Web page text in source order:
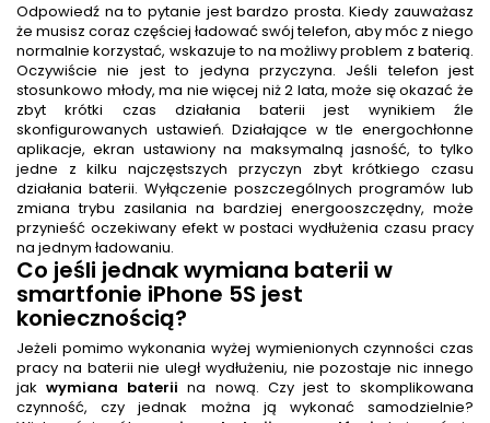
Odpowiedź na to pytanie jest bardzo prosta. Kiedy zauważasz
że musisz coraz częściej ładować swój telefon, aby móc z niego
normalnie korzystać, wskazuje to na możliwy problem z baterią.
Oczywiście nie jest to jedyna przyczyna. Jeśli telefon jest
stosunkowo młody, ma nie więcej niż 2 lata, może się okazać że
zbyt krótki czas działania baterii jest wynikiem źle
skonfigurowanych ustawień. Działające w tle energochłonne
aplikacje, ekran ustawiony na maksymalną jasność, to tylko
jedne z kilku najczęstszych przyczyn zbyt krótkiego czasu
działania baterii. Wyłączenie poszczególnych programów lub
zmiana trybu zasilania na bardziej energooszczędny, może
przynieść oczekiwany efekt w postaci wydłużenia czasu pracy
na jednym ładowaniu.
Co jeśli jednakwymiana baterii w
smartfonie iPhone 5S jest
koniecznością?
Jeżeli pomimo wykonania wyżej wymienionych czynności czas
pracy na baterii nie uległ wydłużeniu, nie pozostaje nic innego
jakwymiana baterii na nową. Czy jest to skomplikowana
czynność, czy jednak można ją wykonać samodzielnie?